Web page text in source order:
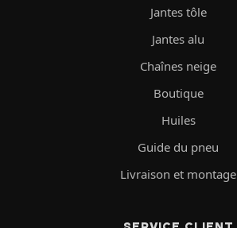
Jantes tôle
Jantes alu
Chaînes neige
Boutique
Huiles
Guide du pneu
Livraison et montage